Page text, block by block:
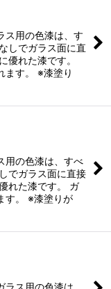
用の色漆は、す
しでガラス面に直
優れた漆です。
ます。 ※漆塗り
の色漆は、すべ
でガラス面に直接
れた漆です。 ガ
す。 ※漆塗りが
ス用の色漆は、